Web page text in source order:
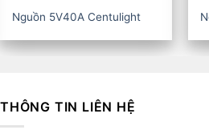
Nguồn 5V40A CZCL
THÔNG TIN LIÊN HỆ